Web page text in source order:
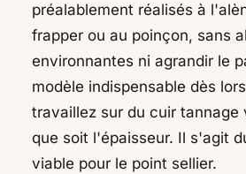
préalablement réalisés à
frapper ou au poinçon, sans
environnantes ni agrandir le
modèle indispensable dès
travaillez sur du cuir tannage
que soit l'épaisseur. Il s'agit
viable pour le point sellier.